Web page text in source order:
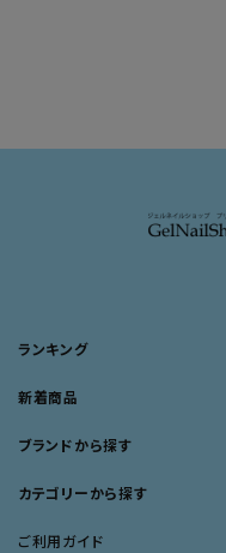
ランキング
新着商品
ブランドから探す
カテゴリーから探す
ご利用ガイド